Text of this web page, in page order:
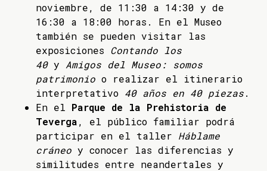
noviembre, de 11:30 a 14:30 y de
16:30 a 18:00 horas. En el Museo
también se pueden visitar las
exposiciones Contando los
40y Amigos del Museo: somos
patrimonio o realizar el itinerario
interpretativo 40 años en 40 piezas.
En el Parque de la Prehistoria de
Teverga, el público familiar podrá
participar en el taller Háblame
cráneo y conocer las diferencias y
similitudes entre neandertales y